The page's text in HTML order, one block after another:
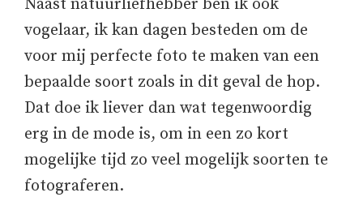
Naast natuurliefhebber ben ik ook
vogelaar, ik kan dagen besteden om de
voor mij perfecte foto te maken van een
bepaalde soort zoals in dit geval de hop.
Dat doe ik liever dan wat tegenwoordig
erg in de mode is, om in een zo kort
mogelijke tijd zo veel mogelijk soorten te
fotograferen.